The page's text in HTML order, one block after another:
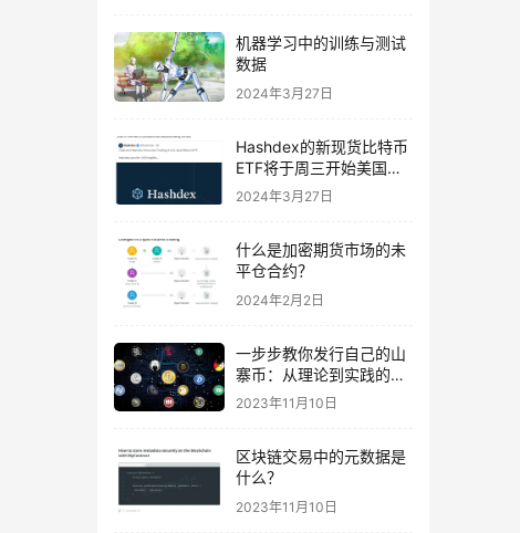
机器学习中的训练与测试
数据
2024年3月27日
Hashdex的新现货比特币
ETF将于周三开始美国交
易
2024年3月27日
什么是加密期货市场的未
平仓合约？
2024年2月2日
一步步教你发行自己的山
寨币：从理论到实践的完
全指南及波场智能合约示
2023年11月10日
区块链交易中的元数据是
什么？
2023年11月10日